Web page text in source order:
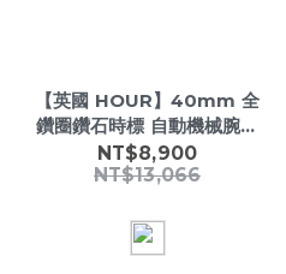
【英國 HOUR】40mm 全
鑽圈鑽石時標 自動機械腕錶
904L精鋼 男錶
NT$8,900
NT$13,066